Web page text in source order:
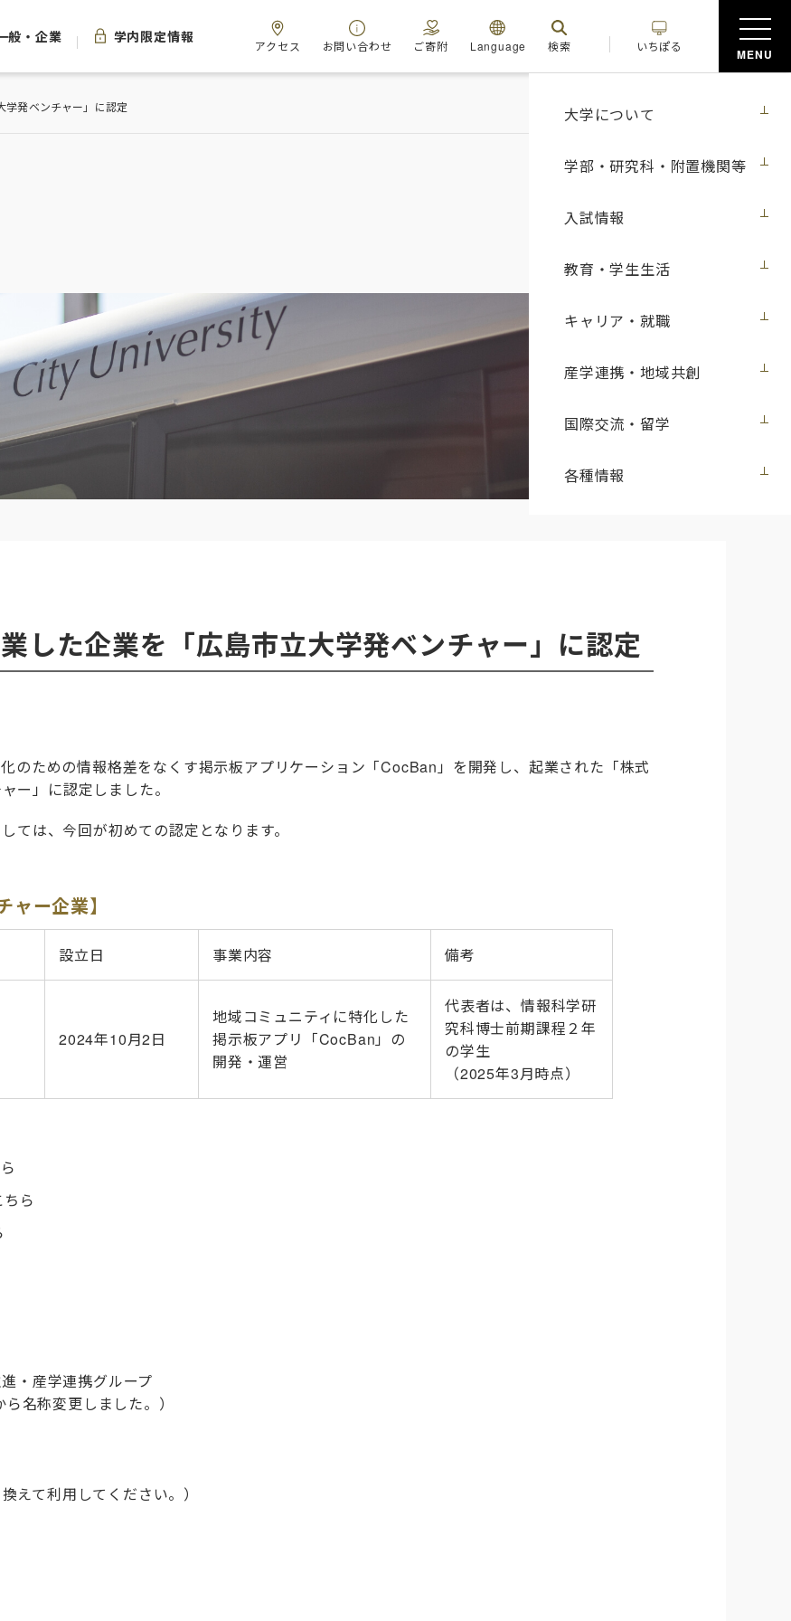
大学について
学部・研究科・附置機関等
入試情報
教育・学生生活
キャリア・就職
産学連携・地域共創
国際交流・留学
各種情報
般・企業 学内限定情報
アクセス お問い合わせ ご寄附 Language 検索 いちぽる
MENU
学発ベンチャー」に認定
した企業を「広島市立大学発ベンチャー」に認定
のための情報格差をなくす掲示板アプリケーション「CocBan 」を開発し、起業された「株式
ー」に認定しました。
ては、今回が初めての認定となります。
ャー企業】
設立日 事業内容 備考
2024年10月2日
地域コミュニティに特化した
掲示板アプリ「CocBan 」の
開発・運営
代表者は、情報科学研
究科博士前期課程２年
の学生
（2025年3月時点）
ら
・産学連携グループ
名称変更しました。）
えて利用してください。）